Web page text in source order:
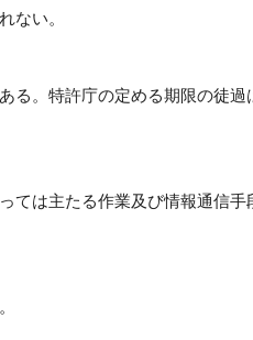
ない。
。特許庁の定める期限の徒
ては主たる作業及び情報通信